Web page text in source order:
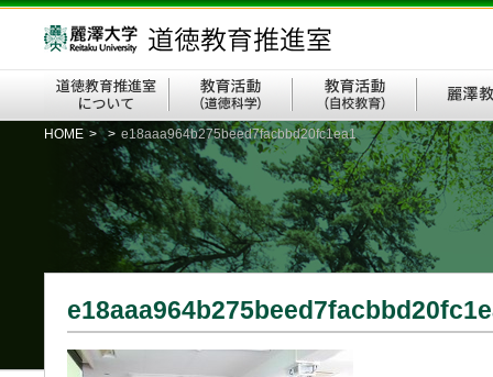
HOME > > e18aaa964b275beed7facbbd20fc1ea1